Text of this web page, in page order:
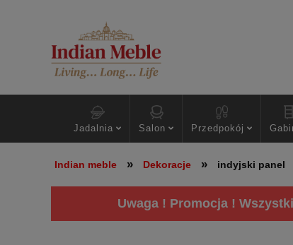
Jadalnia Salon Przedpokój
Indian meble » Dekoracje » indyjski panel
Uwaga ! Promocja !